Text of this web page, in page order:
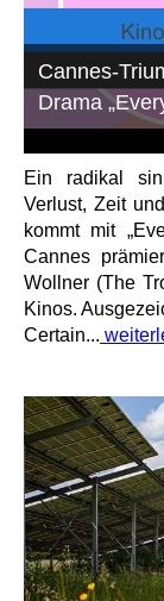
Cannes-
Drama
Ein radikal
Verlust, Zeit
kommt mit
Cannes
Wollner (The
Kinos.
Certain...